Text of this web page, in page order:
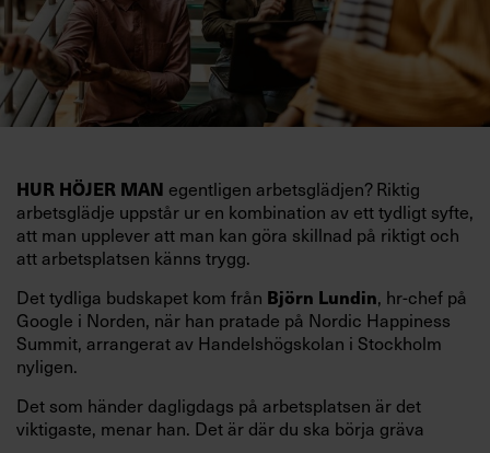
HUR HÖJER MAN egentligen arbetsglädjen? Riktig
arbetsglädje uppstår ur en kombination av ett tydligt syfte,
att man upplever att man kan göra skillnad på riktigt och
att arbetsplatsen känns trygg.
Det tydliga budskapet kom från Björn Lundin, hr-chef på
Google i Norden, när han pratade på Nordic Happiness
Summit, arrangerat av Handelshögskolan i Stockholm
nyligen.
Det som händer dagligdags på arbetsplatsen är det
viktigaste, menar han. Det är där du ska börja gräva